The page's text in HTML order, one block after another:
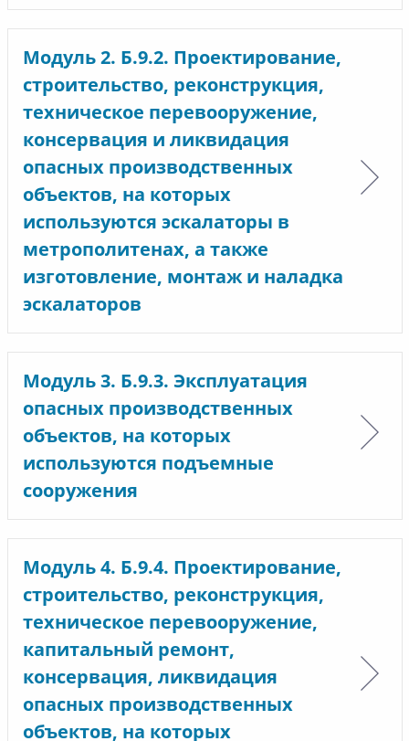
Модуль 2. Б.9.2. Проектирование,
строительство, реконструкция,
техническое перевооружение,
консервация и ликвидация
опасных производственных
объектов, на которых
используются эскалаторы в
метрополитенах, а также
изготовление, монтаж и наладка
эскалаторов
Модуль 3. Б.9.3. Эксплуатация
опасных производственных
объектов, на которых
используются подъемные
сооружения
Модуль 4. Б.9.4. Проектирование,
строительство, реконструкция,
техническое перевооружение,
капитальный ремонт,
консервация, ликвидация
опасных производственных
объектов, на которых